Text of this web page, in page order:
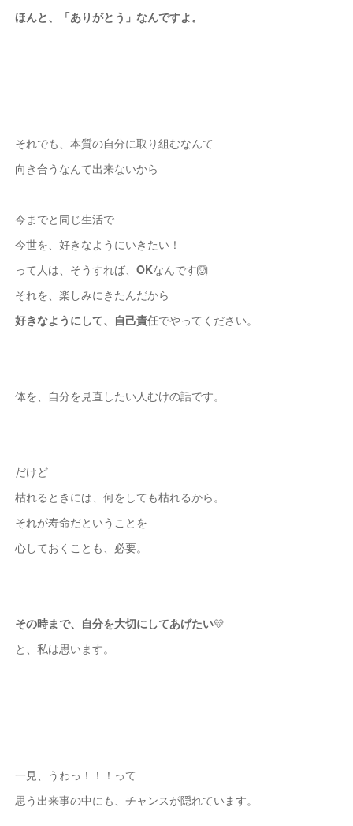
ほんと、「ありがとう」なんですよ。
それでも、本質の自分に取り組むなんて
向き合うなんて出来ないから
今までと同じ生活で
今世を、好きなようにいきたい！
って人は、そうすれば、 OKなんです🙆
それを、楽しみにきたんだから
好きなようにして、自己責任でやってください。
体を、自分を見直したい人むけの話です。
だけど
枯れるときには、何をしても枯れるから。
それが寿命だということを
心しておくことも、必要。
その時まで、自分を大切にしてあげたい💛
と、私は思います。
一見、うわっ！！！って
思う出来事の中にも、チャンスが隠れています。